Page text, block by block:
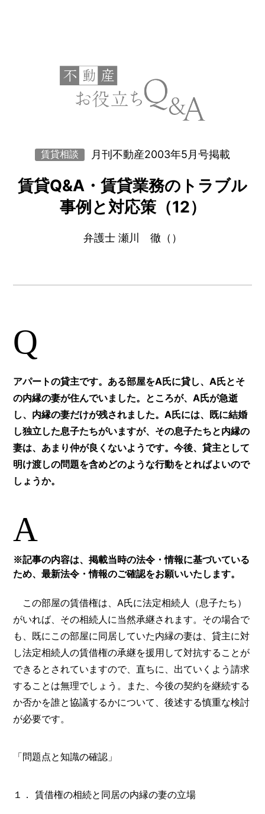
賃貸相談 月刊不動産2003年5月号掲載
賃貸Q&A・賃貸業務のトラブル
事例と対応策（12）
弁護士 瀬川 徹（）
Q
アパートの貸主です。ある部屋をA氏に貸し、A氏とそ
の内縁の妻が住んでいました。ところが、A氏が急逝
し、内縁の妻だけが残されました。A氏には、既に結婚
し独立した息子たちがいますが、その息子たちと内縁の
妻は、あまり仲が良くないようです。今後、貸主として
明け渡しの問題を含めどのような行動をとればよいので
しょうか。
A
※記事の内容は、掲載当時の法令・情報に基づいている
ため、最新法令・情報のご確認をお願いいたします。
この部屋の賃借権は、A氏に法定相続人（息子たち）
がいれば、その相続人に当然承継されます。その場合で
も、既にこの部屋に同居していた内縁の妻は、貸主に対
し法定相続人の賃借権の承継を援用して対抗することが
できるとされていますので、直ちに、出ていくよう請求
することは無理でしょう。また、今後の契約を継続する
か否かを誰と協議するかについて、後述する慎重な検討
が必要です。
「問題点と知識の確認」
１． 賃借権の相続と同居の内縁の妻の立場